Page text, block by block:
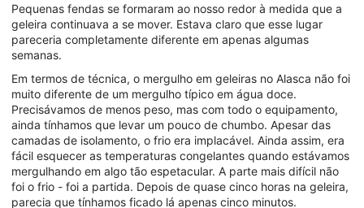
Pequenas fendas se formaram ao nosso redor à medida que a
geleira continuava a se mover. Estava claro que esse lugar
pareceria completamente diferente em apenas algumas
semanas.
Em termos de técnica, o mergulho em geleiras no Alasca não foi
muito diferente de um mergulho típico em água doce.
Precisávamos de menos peso, mas com todo o equipamento,
ainda tínhamos que levar um pouco de chumbo. Apesar das
camadas de isolamento, o frio era implacável. Ainda assim, era
fácil esquecer as temperaturas congelantes quando estávamos
mergulhando em algo tão espetacular. A parte mais difícil não
foi o frio - foi a partida. Depois de quase cinco horas na geleira,
parecia que tínhamos ficado lá apenas cinco minutos.